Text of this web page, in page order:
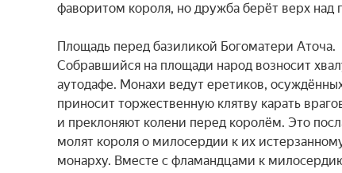
фаворитом короля, но дружба берёт верх над
Площадь перед базиликой Богоматери Аточа.
Собравшийся на площади народ возносит
аутодафе. Монахи ведут еретиков,
приносит торжественную клятву карать
и преклоняют колени перед королём. Это
молят короля о милосердии к их
монарху. Вместе с фламандцами к